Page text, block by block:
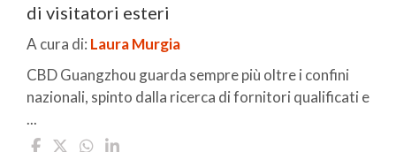
di visitatori esteri
A cura di: Laura Murgia
CBD Guangzhou guarda sempre più oltre i confini
nazionali, spinto dalla ricerca di fornitori qualificati e
...